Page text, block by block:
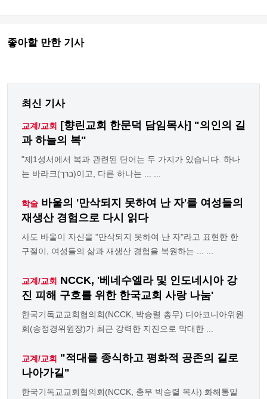
좋아할 만한 기사
최신 기사
교계/교회 [향린교회 한문덕 담임목사] "의인의 길
과 하늘의 복"
"제1성서에서 복과 관련된 단어는 두 가지가 있습니다. 하나
는 바라크(ברך)이고, 다른 하나는 ... ...
학술 바울의 '만삭되지 못하여 난 자'를 여성들의
재생산 경험으로 다시 읽다
사도 바울이 자신을 "만삭되지 못하여 난 자"라고 표현한 한
구절이, 여성들의 삶과 재생산 경험을 복원하는 ... ...
교계/교회 NCCK, '베네수엘라 및 인도네시아 강
진 피해 구호를 위한 한국교회 사랑 나눔'
한국기독교교회협의회(NCCK, 박승렬 총무) 디아코니아위원
회(송정경위원장)가 최근 강력한 지진으로 막대한 ...
교계/교회 "적대를 종식하고 평화적 공존의 길로
나아가길"
한국기독교교회협의회(NCCK, 총무 박승렬 목사) 화해통일